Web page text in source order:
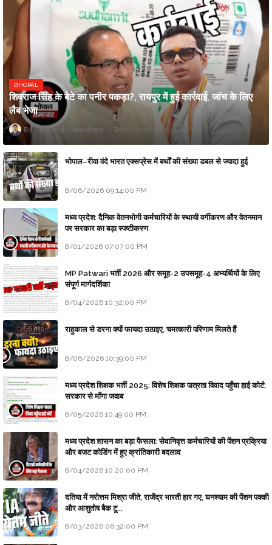
BHOPAL
शिवराज सिंह के बेटे का पनीर पकड़ा?, रायपुर में हुई कार्रवाई, जांच के लिए
लैब भेजा
Updesh Awasthee 8/06/2026 10:09:00 PM
भोपाल–रीवा वंदे भारत एक्सप्रेस में बर्थों की संख्या डबल से ज्यादा हुई
8/06/2026 09:14:00 PM
मध्य प्रदेश: दैनिक वेतनभोगी कर्मचारियों के स्थायी वर्गीकरण और वेतनमान
पर सरकार का बड़ा स्पष्टीकरण
8/01/2026 07:07:00 PM
MP Patwari भर्ती 2026 और समूह-2 उपसमूह-4 अभ्यर्थियों के लिए
संपूर्ण मार्गदर्शिका
8/04/2026 10:32:00 PM
राहुकाल से डरना क्यों फायदा उठाइए, चमत्कारी परिणाम मिलते हैं
8/06/2026 10:39:00 PM
मध्य प्रदेश शिक्षक भर्ती 2025: विशेष शिक्षक पात्रता विवाद पहुँचा हाई कोर्ट;
सरकार से माँगा जवाब
8/05/2026 10:49:00 PM
मध्य प्रदेश शासन का बड़ा फैसला: सेवानिवृत्त कर्मचारियों की पेंशन प्रक्रिया
और बजट कोडिंग में हुए क्रांतिकारी बदलाव
8/04/2026 10:20:00 PM
दतिया में नरोत्तम मिश्रा जीते, राजेंद्र भारती हार गए, घनश्याम की पेंशन पक्की
और आशुतोष बैक टू...
8/03/2026 06:32:00 PM